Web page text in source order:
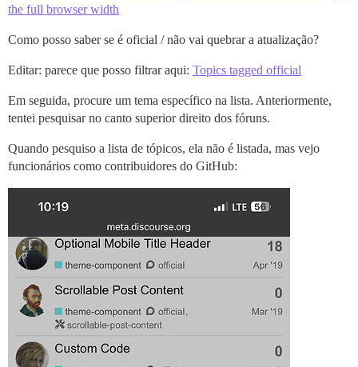
the full browser width
Como posso saber se é oficial / não vai quebrar a atualização?
Editar: parece que posso filtrar aqui: Topics tagged official
Em seguida, procure um tema específico na lista. Anteriormente,
tentei pesquisar no canto superior direito dos fóruns.
Quando pesquiso a lista de tópicos, ela não é listada, mas vejo
funcionários como contribuidores do GitHub: